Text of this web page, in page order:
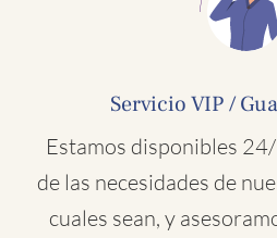
Servicio VIP /
Estamos disponibles
de las necesidades de
cuales sean, y